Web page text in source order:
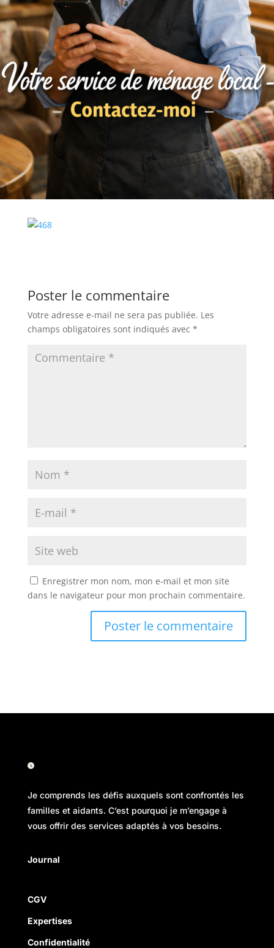
Poster le commentaire
Votre adresse e-mail ne sera pas publiée. Les
champs obligatoires sont indiqués avec *
Enregistrer mon nom, mon e-mail et mon site
dans le navigateur pour mon prochain commentaire.
Je comprends les défis auxquels sont confrontés les
familles et aidants. C’est pourquoi je m’engage à
vous offrir des services adaptés à vos besoins.
Journal
CGV
Expertises
Confidentialité